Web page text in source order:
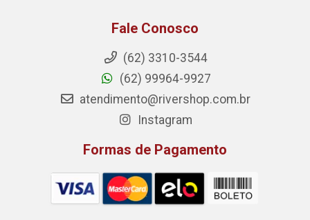
Fale Conosco
(62) 3310-3544
(62) 99964-9927
atendimento@rivershop.com.br
Instagram
Formas de Pagamento